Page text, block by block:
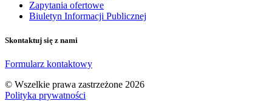
Zapytania ofertowe
Biuletyn Informacji Publicznej
Skontaktuj się z nami
Formularz kontaktowy
© Wszelkie prawa zastrzeżone 2026
Polityka prywatności